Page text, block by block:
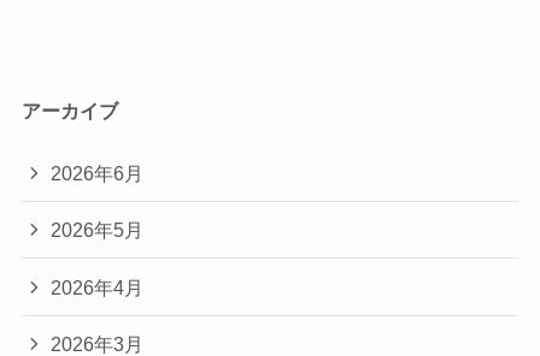
アーカイブ
2026年6月
2026年5月
2026年4月
2026年3月